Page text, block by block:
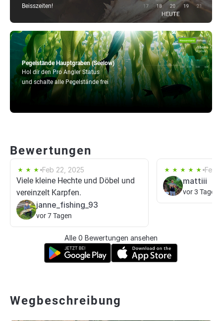
Pegelstände Hauptgraben (Seelow)
Hol dir den Pro Angler Status
und schalte alle Pegelstände frei
Beisszeiten!
Bewertungen
Feb 22, 2025
Viele kleine Hechte und Döbel und
vereinzelt Karpfen.
janne_fishing_93
vor 7 Tagen
Feb
mattiii
vor 3 Tagen
Alle 0 Bewertungen ansehen
Wegbeschreibung